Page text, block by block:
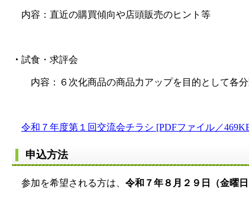
内容：直近の購買傾向や店頭販売のヒント等
・ 試食・求評会
内容：６次化商品の商品力アップを目的として各分
令和７年度第１回交流会チラシ [PDFファイル／
申込方法
参加を希望される方は、 令和７年８月２９日（金曜